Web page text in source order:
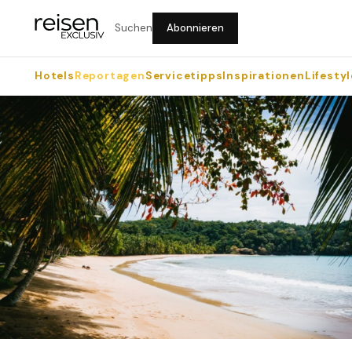
Suchen Abonnieren
HotelsReportagenServicetippsInspirationen